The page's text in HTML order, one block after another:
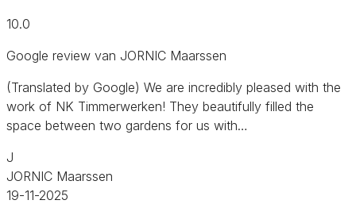
10.0
Google review van JORNIC Maarssen
(Translated by Google) We are incredibly pleased with the
work of NK Timmerwerken! They beautifully filled the
space between two gardens for us with…
J
JORNIC Maarssen
19-11-2025